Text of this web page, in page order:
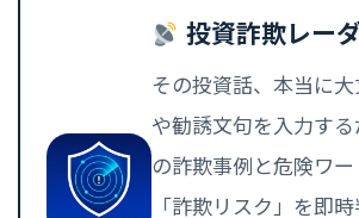
投資詐欺レー
その投資話、本当に
や勧誘文句を入力す
の詐欺事例と危険ワ
「詐欺リスク」を即